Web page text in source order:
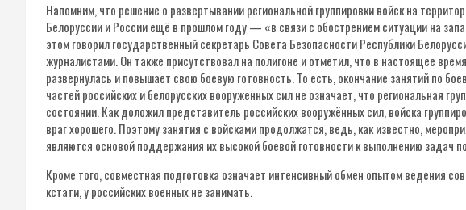
Напомним, что решение о развертывании региональной группировки войск на
Белоруссии и России ещё в прошлом году — «в связи с обострением ситуации на
этом говорил государственный секретарь Совета Безопасности Республики
журналистами. Он также присутствовал на полигоне и отметил, что в настоящее
развернулась и повышает свою боевую готовность. То есть, окончание занятий по
частей российских и белорусских вооруженных сил не означает, что региональная
состоянии. Как доложил представитель российских вооружённых сил, войска
враг хорошего. Поэтому занятия с войсками продолжатся, ведь, как известно,
являются основой поддержания их высокой боевой готовности к выполнению задач
Кроме того, совместная подготовка означает интенсивный обмен опытом ведения
кстати, у российских военных не занимать.